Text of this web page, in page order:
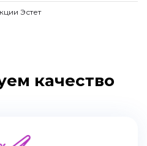
Эстет
качество